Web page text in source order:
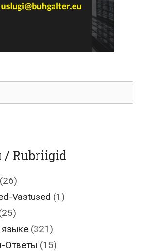
/ Rubriigid
(26)
Vastused (1)
(25)
(321)
Ответы (15)